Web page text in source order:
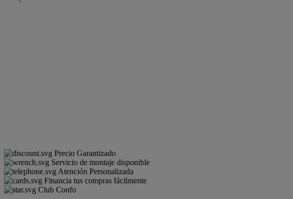
Precio Garantizado
Servicio de montaje disponible
Atención Personalizada
Financia tus compras fácilmente
Club Confo